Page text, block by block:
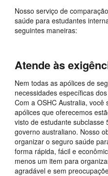
Nosso serviço de
saúde para estudantes
seguintes maneiras:
Atende às
Nem todas as apólices de
necessidades específicas
Com a OSHC Australia,
apólices que oferecemos
visto de estudante subclasse
governo australiano. Nosso
organizar o seguro saúde
forma rápida, fácil e
menos um item para
agradável e sem